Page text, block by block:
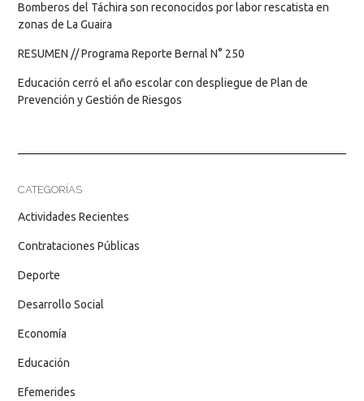
Bomberos del Táchira son reconocidos por labor rescatista en
zonas de La Guaira
RESUMEN // Programa Reporte Bernal N° 250
Educación cerró el año escolar con despliegue de Plan de
Prevención y Gestión de Riesgos
CATEGORÍAS
Actividades Recientes
Contrataciones Públicas
Deporte
Desarrollo Social
Economía
Educación
Efemerides